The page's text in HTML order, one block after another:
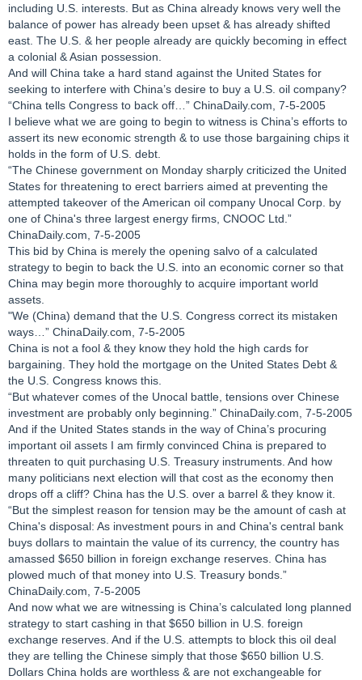
including U.S. interests. But as China already knows very well the
balance of power has already been upset & has already shifted
east. The U.S. & her people already are quickly becoming in effect
a colonial & Asian possession.
And will China take a hard stand against the United States for
seeking to interfere with China’s desire to buy a U.S. oil company?
“China tells Congress to back off…” ChinaDaily.com, 7-5-2005
I believe what we are going to begin to witness is China’s efforts to
assert its new economic strength & to use those bargaining chips it
holds in the form of U.S. debt.
“The Chinese government on Monday sharply criticized the United
States for threatening to erect barriers aimed at preventing the
attempted takeover of the American oil company Unocal Corp. by
one of China's three largest energy firms, CNOOC Ltd.”
ChinaDaily.com, 7-5-2005
This bid by China is merely the opening salvo of a calculated
strategy to begin to back the U.S. into an economic corner so that
China may begin more thoroughly to acquire important world
assets.
"We (China) demand that the U.S. Congress correct its mistaken
ways…” ChinaDaily.com, 7-5-2005
China is not a fool & they know they hold the high cards for
bargaining. They hold the mortgage on the United States Debt &
the U.S. Congress knows this.
“But whatever comes of the Unocal battle, tensions over Chinese
investment are probably only beginning.” ChinaDaily.com, 7-5-2005
And if the United States stands in the way of China’s procuring
important oil assets I am firmly convinced China is prepared to
threaten to quit purchasing U.S. Treasury instruments. And how
many politicians next election will that cost as the economy then
drops off a cliff? China has the U.S. over a barrel & they know it.
“But the simplest reason for tension may be the amount of cash at
China's disposal: As investment pours in and China's central bank
buys dollars to maintain the value of its currency, the country has
amassed $650 billion in foreign exchange reserves. China has
plowed much of that money into U.S. Treasury bonds.”
ChinaDaily.com, 7-5-2005
And now what we are witnessing is China’s calculated long planned
strategy to start cashing in that $650 billion in U.S. foreign
exchange reserves. And if the U.S. attempts to block this oil deal
they are telling the Chinese simply that those $650 billion U.S.
Dollars China holds are worthless & are not exchangeable for